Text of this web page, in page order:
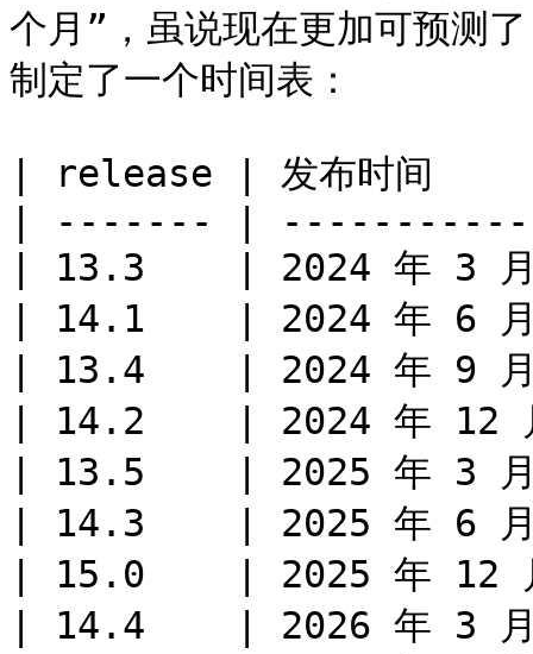
个月”，虽说现在更加可预测
制定了一个时间表：
| release | 发布时
| ------- |
| 13.3    | 2024 年 3
| 14.1    | 2024 年 6
| 13.4    | 2024 年 9
| 14.2    | 2024 年 12
| 13.5    | 2025 年 3
| 14.3    | 2025 年 6
| 15.0    | 2025 年 12
| 14.4    | 2026 年 3